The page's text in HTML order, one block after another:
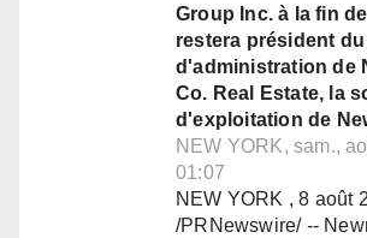
Group Inc. à la fin
restera président du
d'administration de
Co. Real Estate, la
d'exploitation de
NEW YORK, sam.,
01:07
NEW YORK , 8 août
/PRNewswire/ --